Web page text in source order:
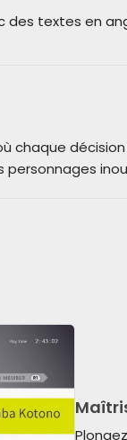
des textes en
chaque